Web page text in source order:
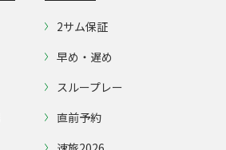
2サム保証
早め・遅め
スループレー
直前予約